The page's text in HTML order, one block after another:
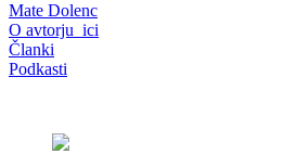
Mate Dolenc
O avtorju_ici
Članki
Podkasti